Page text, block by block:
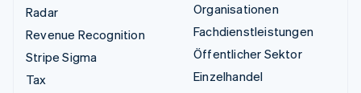
Radar
Revenue Recognition
Stripe Sigma
Tax
Organisationen
Fachdienstleistungen
Öffentlicher Sektor
Einzelhandel